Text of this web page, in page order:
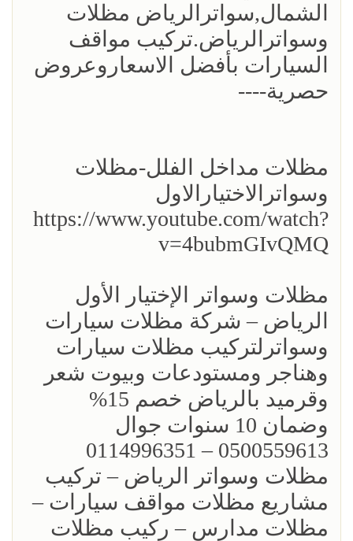
الشمال,سواترالرياض مظلات
وسواترالرياض.تركيب مواقف
السيارات بأفضل الاسعاروعروض
حصرية----
مظلات مداخل الفلل-مظلات
وسواترالاختيارالاول
https://www.youtube.com/watch?
v=4bubmGIvQMQ
مظلات وسواتر الإختيار الأول
الرياض – شركة مظلات سيارات
وسواترلتركيب مظلات سيارات
وهناجر ومستودعات وبيوت شعر
وقرميد بالرياض خصم 15%
‏وضمان 10 سنوات جوال
0500559613 – 0114996351‎
مظلات وسواتر الرياض – تركيب
مشاريع مظلات مواقف سيارات –
مظلات مدارس – ركيب مظلات